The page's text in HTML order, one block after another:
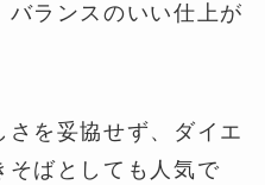
バランスのいい仕上が
を妥協せず、ダイエ
そばとしても人気で